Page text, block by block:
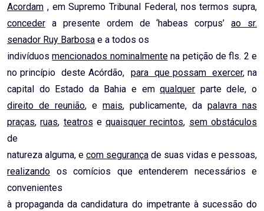
Acordam , em Supremo Tribunal Federal, nos termos supra,
conceder a presente ordem de ‘habeas corpus’ao sr.
senador Ruy Barbosa e a todos os
indivíduosmencionados nominalmentena petição de fls. 2 e
no princípio deste Acórdão, para que possam exercer, na
capital do Estado da Bahia e emqualquer parte dele, o
direito de reunião, e mais, publicamente, da palavra nas
praças,ruas, teatros equaisquer recintos, sem obstáculos
de
natureza alguma, e com segurança de suas vidas e pessoas,
realizando os comícios que entenderem necessários e
convenientes
à propaganda da candidatura do impetrante à sucessão do